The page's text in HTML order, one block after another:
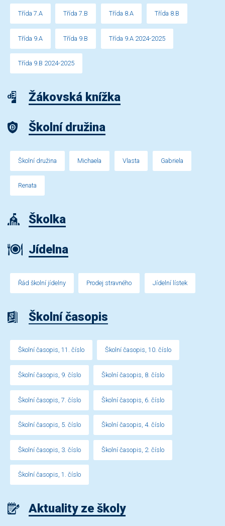
Třída 7.A Třída 7.B Třída 8.A Třída 8.B
Třída 9.A Třída 9.B Třída 9.A 2024-2025
Třída 9.B 2024-2025
Žákovská knížka
Školní družina
Školní družina Michaela Vlasta Gabriela
Renata
Školka
Jídelna
Řád školní jídelny Prodej stravného Jídelní lístek
Školní časopis
Školní časopis, 11. číslo Školní časopis, 10. číslo
Školní časopis, 9. číslo Školní časopis, 8. číslo
Školní časopis, 7. číslo Školní časopis, 6. číslo
Školní časopis, 5. číslo Školní časopis, 4. číslo
Školní časopis, 3. číslo Školní časopis, 2. číslo
Školní časopis, 1. číslo
Aktuality ze školy